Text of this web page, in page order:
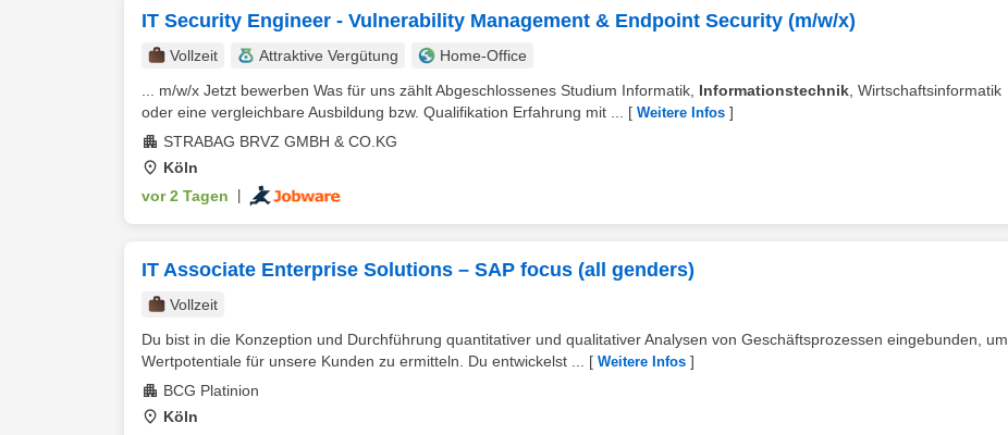
IT Security Engineer - Vulnerability Management & Endpoint Security (m/w/x)
Vollzeit Attraktive Vergütung
Home-Office
... m/w/x Jetzt bewerben Was für uns zählt Abgeschlossenes Studium Informatik, Informationstechnik , Wirtschaftsinformatik
oder eine vergleichbare Ausbildung bzw. Qualifikation Erfahrung mit ...
[ Weitere Infos ]
STRABAG BRVZ GMBH & CO.KG
Köln
vor 2 Tagen
IT Associate Enterprise Solutions – SAP focus (all genders)
Vollzeit
Du bist in die Konzeption und Durchführung quantitativer und qualitativer Analysen von Geschäftsprozessen eingebunden, um
Wertpotentiale für unsere Kunden zu ermitteln. Du entwickelst ...
[ Weitere Infos ]
BCG Platinion
Köln